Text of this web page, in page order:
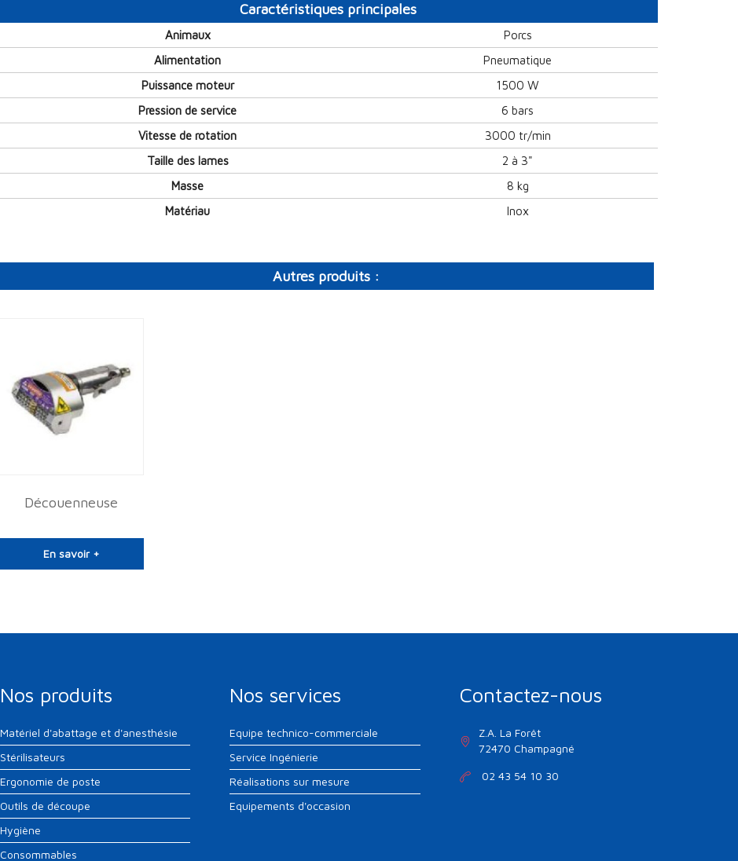
Caractéristiques principales
Animaux
Porcs
Alimentation
Pneumatique
Puissance moteur
1500 W
Pression de service
6 bars
Vitesse de rotation
3000 tr/min
Taille des lames
2 à 3"
Masse
8 kg
Matériau
Inox
Autres produits :
Découenneuse
En savoir +
Nos produits
Matériel d'abattage et d'anesthésie
Stérilisateurs
Ergonomie de poste
Outils de découpe
Hygiène
Consommables
Nos services
Equipe technico-commerciale
Service Ingénierie
Réalisations sur mesure
Equipements d'occasion
Contactez-nous
Z.A. La Forêt
72470 Champagné
02 43 54 10 30